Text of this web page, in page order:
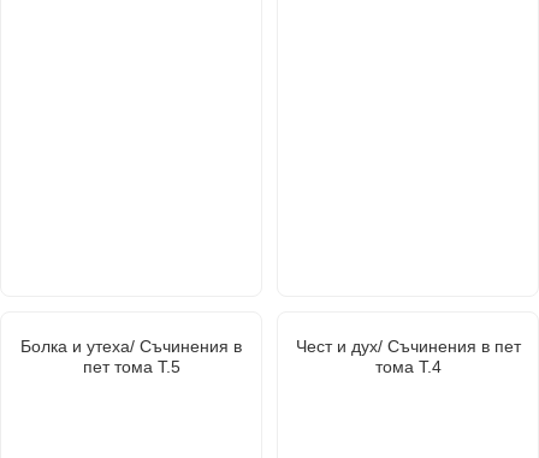
Болка и утеха/ Съчинения в
пет тома Т.5
Чест и дух/ Съчинения в пет
тома Т.4